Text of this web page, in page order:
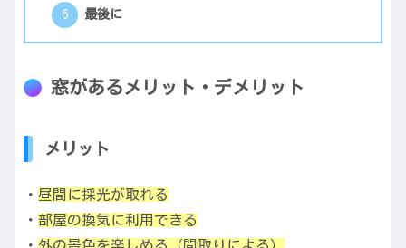
最後に
窓があるメリット・デメリット
メリット
・ 昼間に採光が取れる
・ 部屋の換気に利用できる